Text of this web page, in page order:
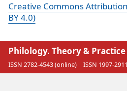
Creative Commons
BY 4.0)
Philology. Theory & Practice
ISSN 2782-4543 (online) ISSN 1997-